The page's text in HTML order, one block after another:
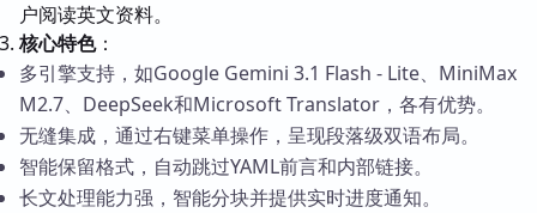
户阅读英文资料。
核心特色：
多引擎支持，如Google Gemini 3.1 Flash - Lite、MiniMax
M2.7、DeepSeek和Microsoft Translator，各有优势。
无缝集成，通过右键菜单操作，呈现段落级双语布局。
智能保留格式，自动跳过YAML前言和内部链接。
长文处理能力强，智能分块并提供实时进度通知。